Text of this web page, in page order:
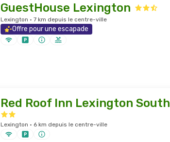
GuestHouse Lexington
Lexington · 7 km depuis le centre-ville
Offre pour une escapade
Red Roof Inn Lexington South
Lexington · 6 km depuis le centre-ville